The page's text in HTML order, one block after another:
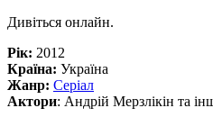
Дивіться онлайн.
Рік: 2012
Країна: Україна
Жанр: Серіал
Актори: Андрій Мерзлікін та